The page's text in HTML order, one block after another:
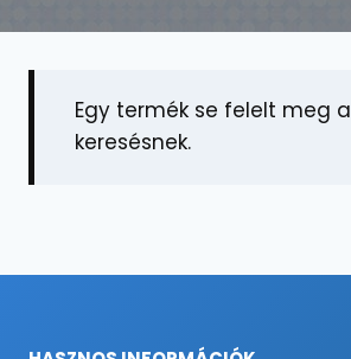
Egy termék se felelt meg a
keresésnek.